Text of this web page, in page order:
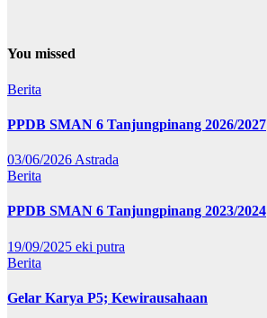
You missed
Berita
PPDB SMAN 6 Tanjungpinang 2026/2027
03/06/2026 Astrada
Berita
PPDB SMAN 6 Tanjungpinang 2023/2024
19/09/2025 eki putra
Berita
Gelar Karya P5; Kewirausahaan